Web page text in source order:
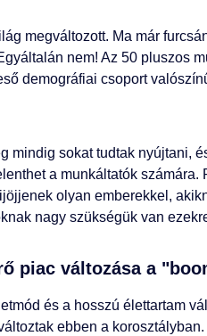
megváltozott. Ma már
nem! Az 50 pluszos
demográfiai csoport
mindig sokat tudtak nyújtani,
a munkáltatók
olyan emberekkel,
nagy szükségük van
piac változása a
és a hosszú élettartam
ebben a